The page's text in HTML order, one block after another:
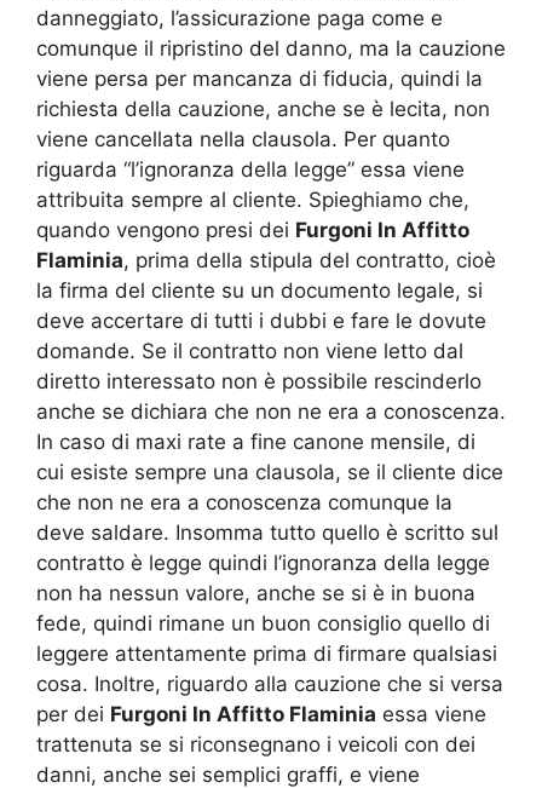
danneggiato, l’assicurazione paga come e
comunque il ripristino del danno, ma la cauzione
viene persa per mancanza di fiducia, quindi la
richiesta della cauzione, anche se è lecita, non
viene cancellata nella clausola. Per quanto
riguarda “l’ignoranza della legge” essa viene
attribuita sempre al cliente. Spieghiamo che,
quando vengono presi dei Furgoni In Affitto
Flaminia, prima della stipula del contratto, cioè
la firma del cliente su un documento legale, si
deve accertare di tutti i dubbi e fare le dovute
domande. Se il contratto non viene letto dal
diretto interessato non è possibile rescinderlo
anche se dichiara che non ne era a conoscenza.
In caso di maxi rate a fine canone mensile, di
cui esiste sempre una clausola, se il cliente dice
che non ne era a conoscenza comunque la
deve saldare. Insomma tutto quello è scritto sul
contratto è legge quindi l’ignoranza della legge
non ha nessun valore, anche se si è in buona
fede, quindi rimane un buon consiglio quello di
leggere attentamente prima di firmare qualsiasi
cosa. Inoltre, riguardo alla cauzione che si versa
per dei Furgoni In Affitto Flaminia essa viene
trattenuta se si riconsegnano i veicoli con dei
danni, anche sei semplici graffi, e viene